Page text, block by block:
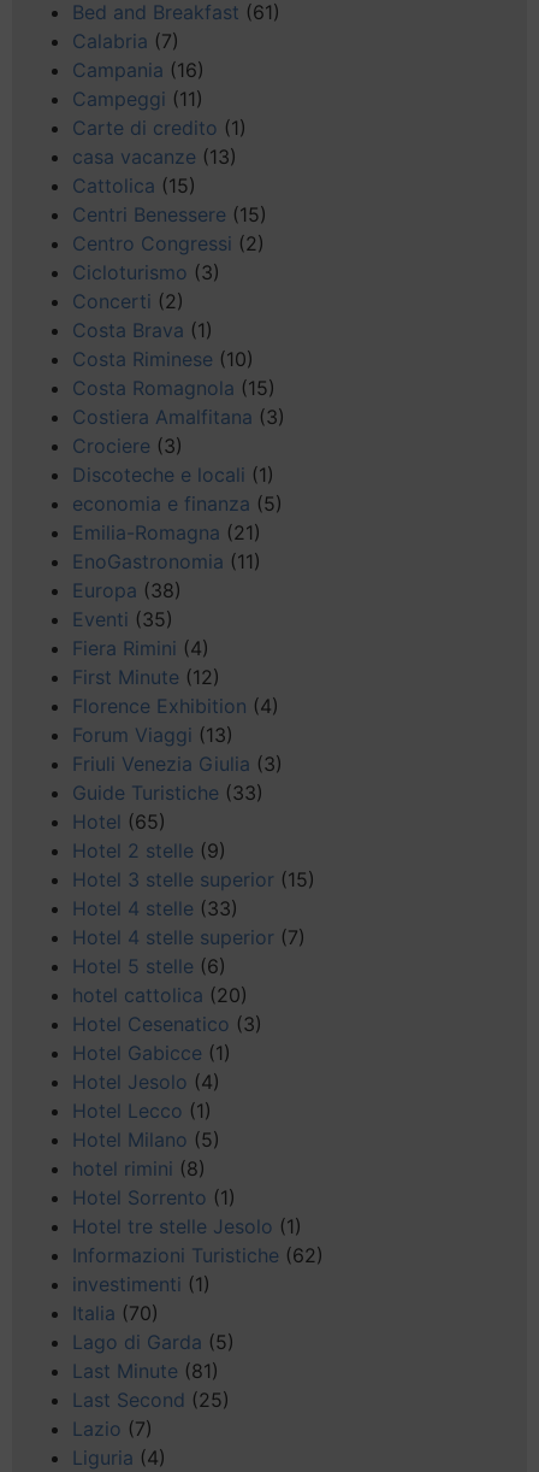
Bed and Breakfast (61)
Calabria (7)
Campania (16)
Campeggi (11)
Carte di credito (1)
casa vacanze (13)
Cattolica (15)
Centri Benessere (15)
Centro Congressi (2)
Cicloturismo (3)
Concerti (2)
Costa Brava (1)
Costa Riminese (10)
Costa Romagnola (15)
Costiera Amalfitana (3)
Crociere (3)
Discoteche e locali (1)
economia e finanza (5)
Emilia-Romagna (21)
EnoGastronomia (11)
Europa (38)
Eventi (35)
Fiera Rimini (4)
First Minute (12)
Florence Exhibition (4)
Forum Viaggi (13)
Friuli Venezia Giulia (3)
Guide Turistiche (33)
Hotel (65)
Hotel 2 stelle (9)
Hotel 3 stelle superior (15)
Hotel 4 stelle (33)
Hotel 4 stelle superior (7)
Hotel 5 stelle (6)
hotel cattolica (20)
Hotel Cesenatico (3)
Hotel Gabicce (1)
Hotel Jesolo (4)
Hotel Lecco (1)
Hotel Milano (5)
hotel rimini (8)
Hotel Sorrento (1)
Hotel tre stelle Jesolo (1)
Informazioni Turistiche (62)
investimenti (1)
Italia (70)
Lago di Garda (5)
Last Minute (81)
Last Second (25)
Lazio (7)
Liguria (4)